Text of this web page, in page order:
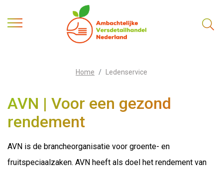
Home Ledenservice
AVN | Voor een gezond
rendement
AVN is de brancheorganisatie voor groente- en
fruitspeciaalzaken. AVN heeft als doel het rendement van